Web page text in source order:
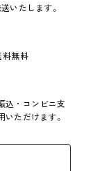
いたします。
料無料
込・コンビニ支
いただけます。